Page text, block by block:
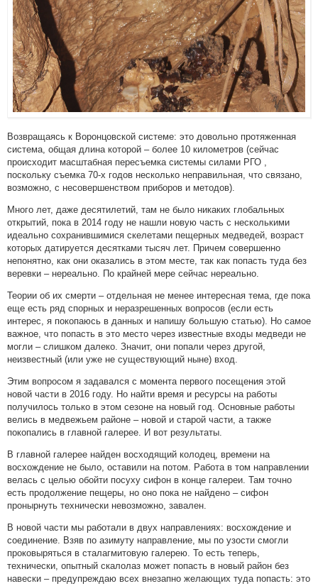
Возвращаясь к Воронцовской системе: это довольно протяженная
система, общая длина которой – более 10 километров (сейчас
происходит масштабная пересъемка системы силами РГО ,
поскольку съемка 70-х годов несколько неправильная, что связано,
возможно, с несовершенством приборов и методов).
Много лет, даже десятилетий, там не было никаких глобальных
открытий, пока в 2014 году не нашли новую часть с несколькими
идеально сохранившимися скелетами пещерных медведей, возраст
которых датируется десятками тысяч лет. Причем совершенно
непонятно, как они оказались в этом месте, так как попасть туда без
веревки – нереально. По крайней мере сейчас нереально.
Теории об их смерти – отдельная не менее интересная тема, где пока
еще есть ряд спорных и неразрешенных вопросов (если есть
интерес, я покопаюсь в данных и напишу большую статью). Но самое
важное, что попасть в это место через известные входы медведи не
могли – слишком далеко. Значит, они попали через другой,
неизвестный (или уже не существующий ныне) вход.
Этим вопросом я задавался с момента первого посещения этой
новой части в 2016 году. Но найти время и ресурсы на работы
получилось только в этом сезоне на новый год. Основные работы
велись в медвежьем районе – новой и старой части, а также
покопались в главной галерее. И вот результаты.
В главной галерее найден восходящий колодец, времени на
восхождение не было, оставили на потом. Работа в том направлении
велась с целью обойти посуху сифон в конце галереи. Там точно
есть продолжение пещеры, но оно пока не найдено – сифон
пронырнуть технически невозможно, завален.
В новой части мы работали в двух направлениях: восхождение и
соединение. Взяв по азимуту направление, мы по узости смогли
проковыряться в сталагмитовую галерею. То есть теперь,
технически, опытный скалолаз может попасть в новый район без
навески – предупреждаю всех внезапно желающих туда попасть: это